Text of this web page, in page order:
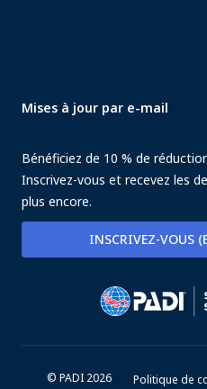
Mises à jour par e-mail
Bénéficiez de 10 % de
Inscrivez-vous et recevez les
plus encore.
INSCRIVEZ-VOUS
© PADI 2026 Politique de